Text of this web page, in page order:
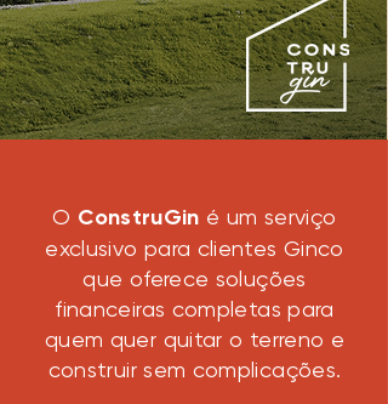
O ConstruGin é um serviço
exclusivo para clientes Ginco
que oferece soluções
financeiras completas para
quem quer quitar o terreno e
construir sem complicações.